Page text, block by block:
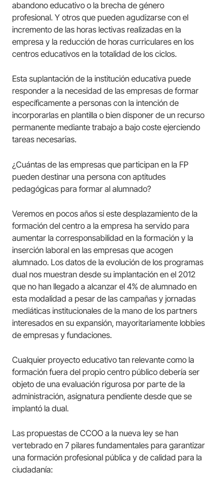
abandono educativo o la brecha de género
profesional. Y otros que pueden agudizarse con el
incremento de las horas lectivas realizadas en la
empresa y la reducción de horas curriculares en los
centros educativos en la totalidad de los ciclos.
Esta suplantación de la institución educativa puede
responder a la necesidad de las empresas de formar
específicamente a personas con la intención de
incorporarlas en plantilla o bien disponer de un recurso
permanente mediante trabajo a bajo coste ejerciendo
tareas necesarias.
¿Cuántas de las empresas que participan en la FP
pueden destinar una persona con aptitudes
pedagógicas para formar al alumnado?
Veremos en pocos años si este desplazamiento de la
formación del centro a la empresa ha servido para
aumentar la corresponsabilidad en la formación y la
inserción laboral en las empresas que acogen
alumnado. Los datos de la evolución de los programas
dual nos muestran desde su implantación en el 2012
que no han llegado a alcanzar el 4% de alumnado en
esta modalidad a pesar de las campañas y jornadas
mediáticas institucionales de la mano de los partners
interesados en su expansión, mayoritariamente lobbies
de empresas y fundaciones.
Cualquier proyecto educativo tan relevante como la
formación fuera del propio centro público debería ser
objeto de una evaluación rigurosa por parte de la
administración, asignatura pendiente desde que se
implantó la dual.
Las propuestas de CCOO a la nueva ley se han
vertebrado en 7 pilares fundamentales para garantizar
una formación profesional pública y de calidad para la
ciudadanía: